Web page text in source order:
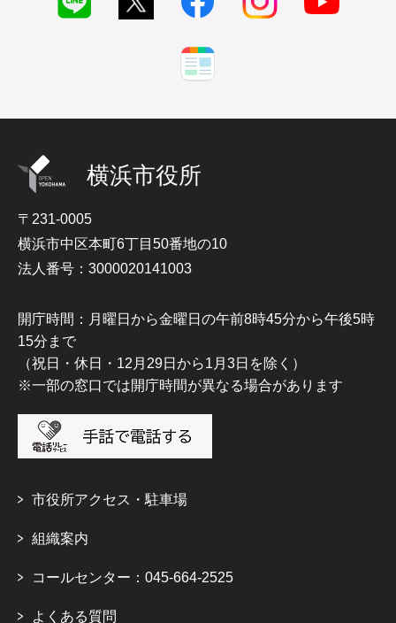
横浜市役所
〒231-0005
横浜市中区本町6丁目50番地の10
法人番号：3000020141003
開庁時間：月曜日から金曜日の午前8時45分から午後5時
15分まで
（祝日・休日・12月29日から1月3日を除く）
※一部の窓口では開庁時間が異なる場合があります
市役所アクセス・駐車場
組織案内
コールセンター：045-664-2525
よくある質問